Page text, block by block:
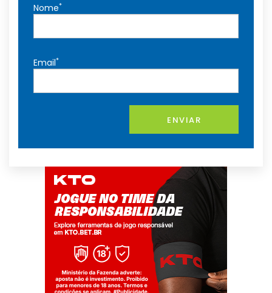
Nome*
Email*
ENVIAR